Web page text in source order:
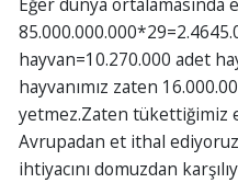
hayvan=10.270.000 adet
hayvanımız zaten
yetmez.Zaten tükettiğimiz
Avrupadan et ithal
ihtiyacını domuzdan